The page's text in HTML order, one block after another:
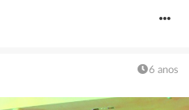
6 anos